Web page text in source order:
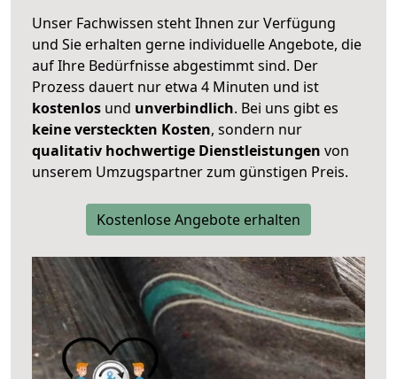
Unser Fachwissen steht Ihnen zur Verfügung
und Sie erhalten gerne individuelle Angebote, die
auf Ihre Bedürfnisse abgestimmt sind. Der
Prozess dauert nur etwa 4 Minuten und ist
kostenlos und unverbindlich. Bei uns gibt es
keine versteckten Kosten, sondern nur
qualitativ hochwertige Dienstleistungen von
unserem Umzugspartner zum günstigen Preis.
Kostenlose Angebote erhalten